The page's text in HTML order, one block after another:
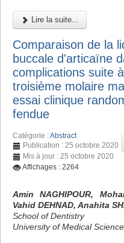
Lire la suite...
Comparaison de la
buccale d'articaïne
complications suite
troisième molaire
essai clinique
fendue
Catégorie :Abstract
Publication : 25 octobre 2020
Mis à jour : 25 octobre 2020
Affichages : 2264
Amin NAGHIPOUR,
Vahid DEHNAD, Anahita
School of Dentistry
University of Medical